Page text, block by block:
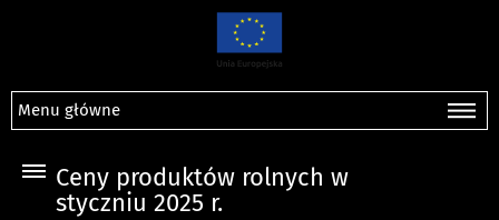
Menu główne
Ceny produktów rolnych w
styczniu 2025 r.